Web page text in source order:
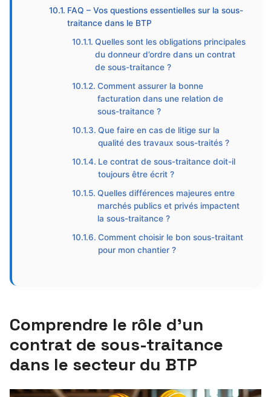
FAQ – Vos questions essentielles sur la sous-
traitance dans le BTP
Quelles sont les obligations principales
du donneur d’ordre dans un contrat
de sous-traitance ?
Comment assurer la bonne
facturation dans une relation de
sous-traitance ?
Que faire en cas de litige sur la
qualité des travaux sous-traités ?
Le contrat de sous-traitance doit-il
toujours être écrit ?
Quelles différences majeures entre
marchés publics et privés impactent
la sous-traitance ?
Comment choisir le bon sous-traitant
pour mon chantier ?
Comprendre le rôle d’un
contrat de sous-traitance
dans le secteur du BTP